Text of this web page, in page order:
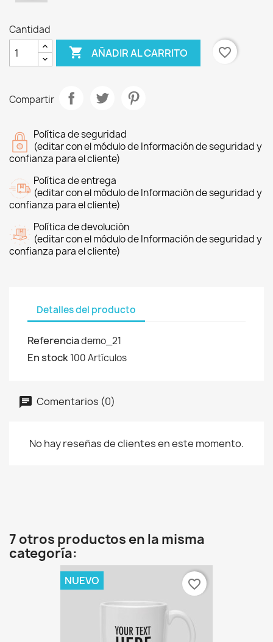
Cantidad
 AÑADIR AL CARRITO favorite_border
Compartir
Política de seguridad
(editar con el módulo de Información de seguridad y
confianza para el cliente)
Política de entrega
(editar con el módulo de Información de seguridad y
confianza para el cliente)
Política de devolución
(editar con el módulo de Información de seguridad y
confianza para el cliente)
Detalles del producto
Referenciademo_21
En stock100 Artículos
Comentarios (0)
No hay reseñas de clientes en este momento.
7 otros productos en la misma
categoría:
NUEVO favorite_border